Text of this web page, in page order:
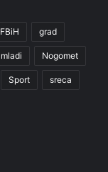
FBiH grad
mladi Nogomet
Sport sreca